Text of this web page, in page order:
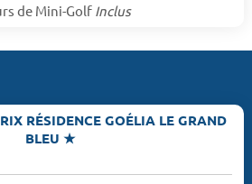
de Mini-Golf Inclus
RÉSIDENCE GOÉLIA LE GRAND
BLEU ★